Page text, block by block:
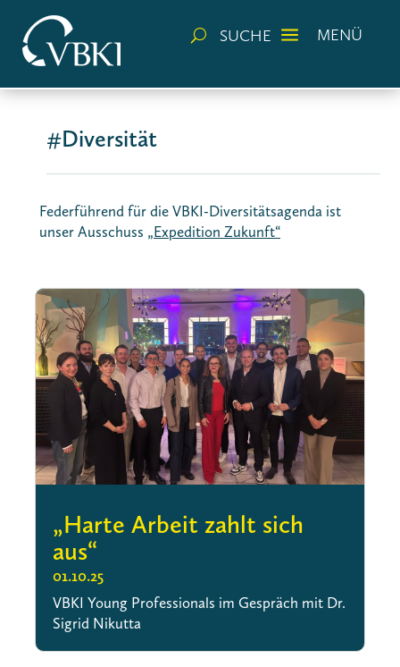
U SUCHE a MENÜ
#Diversität
Federführend für die VBKI-Diversitätsagenda ist
unser Ausschuss „Expedition Zukunft“
„Harte Arbeit zahlt sich
aus“
01.10.25
VBKI Young Professionals im Gespräch mit Dr.
Sigrid Nikutta